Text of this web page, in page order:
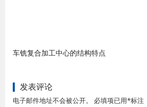
车铣复合加工中心的结构特点
发表评论
电子邮件地址不会被公开。 必填项已用*标注